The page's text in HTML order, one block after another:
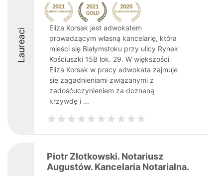
Laureaci
Eliza Korsak jest adwokatem
prowadzącym własną kancelarię, która
mieści się Białymstoku przy ulicy Rynek
Kościuszki 15B lok. 29. W większości
Eliza Korsak w pracy adwokata zajmuje
się zagadnieniami związanymi z
zadośćuczynieniem za doznaną
krzywdę i ...
Piotr Złotkowski. Notariusz
Augustów. Kancelaria Notarialna.